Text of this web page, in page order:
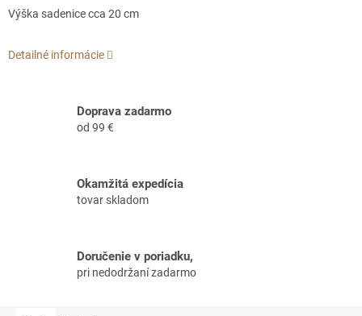
Výška sadenice cca 20 cm
Detailné informácie
Doprava zadarmo
od 99 €
Okamžitá expedícia
tovar skladom
Doručenie v poriadku,
pri nedodržaní zadarmo